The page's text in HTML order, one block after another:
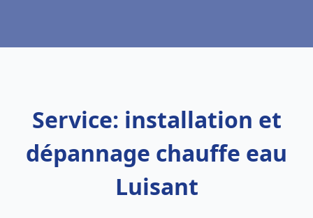
Service: installation et
dépannage chauffe eau
Luisant